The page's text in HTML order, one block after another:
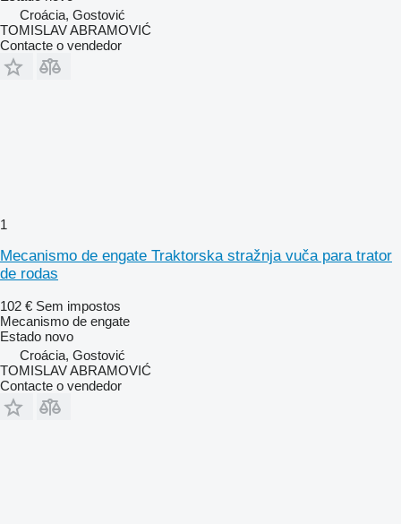
Croácia, Gostović
TOMISLAV ABRAMOVIĆ
Contacte o vendedor
1
Mecanismo de engate Traktorska stražnja vuča para trator
de rodas
102 € Sem impostos
Mecanismo de engate
Estado novo
Croácia, Gostović
TOMISLAV ABRAMOVIĆ
Contacte o vendedor